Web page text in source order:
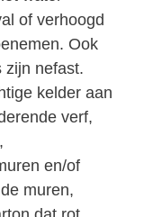
of verhoogd
Ook
zijn nefast.
kelder aan
verf,
en/of
muren,